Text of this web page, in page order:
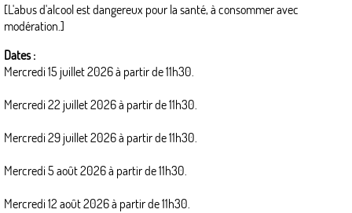
[L'abus d'alcool est dangereux pour la santé, à consommer avec
modération.]
Dates :
Mercredi 15 juillet 2026 à partir de 11h30.
Mercredi 22 juillet 2026 à partir de 11h30.
Mercredi 29 juillet 2026 à partir de 11h30.
Mercredi 5 août 2026 à partir de 11h30.
Mercredi 12 août 2026 à partir de 11h30.